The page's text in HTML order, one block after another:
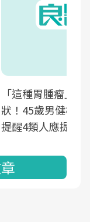
「這種胃腫瘤」
狀！45歲男健檢
提醒4類人應提高